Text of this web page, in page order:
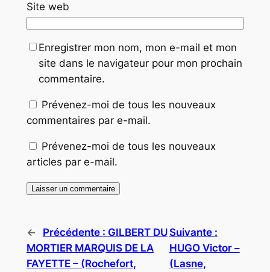
Site web
Enregistrer mon nom, mon e-mail et mon
site dans le navigateur pour mon prochain
commentaire.
Prévenez-moi de tous les nouveaux
commentaires par e-mail.
Prévenez-moi de tous les nouveaux
articles par e-mail.
← Précédente : GILBERT DU
MORTIER MARQUIS DE LA
FAYETTE – (Rochefort,
Suivante :
HUGO Victor –
(Lasne,